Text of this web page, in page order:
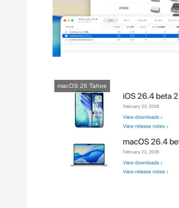
macOS 26 Tahoe